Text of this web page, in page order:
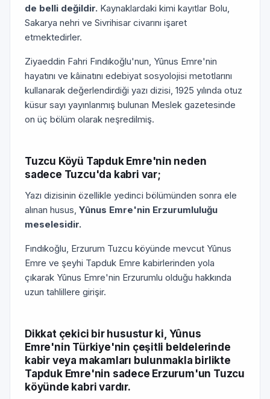
de belli değildir. Kaynaklardaki kimi kayıtlar Bolu,
Sakarya nehri ve Sivrihisar civarını işaret
etmektedirler.
Ziyaeddin Fahri Fındıkoğlu'nun, Yûnus Emre'nin
hayatını ve kâinatını edebiyat sosyolojisi metotlarını
kullanarak değerlendirdiği yazı dizisi, 1925 yılında otuz
küsur sayı yayınlanmış bulunan Meslek gazetesinde
on üç bölüm olarak neşredilmiş.
Tuzcu Köyü Tapduk Emre'nin neden
sadece Tuzcu'da kabri var;
Yazı dizisinin özellikle yedinci bölümünden sonra ele
alınan husus, Yûnus Emre'nin Erzurumluluğu
meselesidir.
Fındıkoğlu, Erzurum Tuzcu köyünde mevcut Yûnus
Emre ve şeyhi Tapduk Emre kabirlerinden yola
çıkarak Yûnus Emre'nin Erzurumlu olduğu hakkında
uzun tahlillere girişir.
Dikkat çekici bir husustur ki, Yûnus
Emre'nin Türkiye'nin çeşitli beldelerinde
kabir veya makamları bulunmakla birlikte
Tapduk Emre'nin sadece Erzurum'un Tuzcu
köyünde kabri vardır.